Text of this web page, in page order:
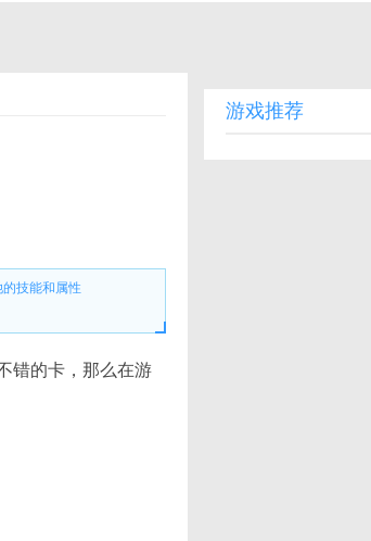
技能和属性
错的卡，那么在游
游戏推荐